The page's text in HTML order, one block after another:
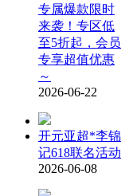
专属爆款限时
来袭！专区低
至5折起，会员
专享超值优惠
～
2026-06-22
开元亚超*李锦
记618联名活动
2026-06-08